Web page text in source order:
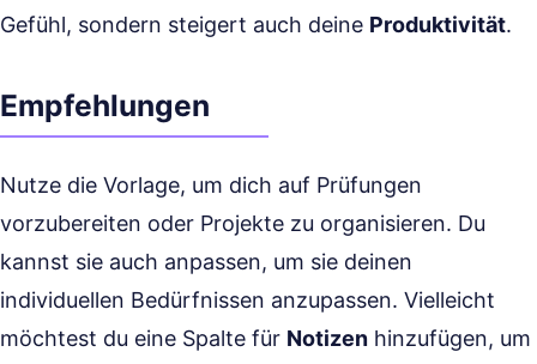
Gefühl, sondern steigert auch deine Produktivität.
Empfehlungen
Nutze die Vorlage, um dich auf Prüfungen
vorzubereiten oder Projekte zu organisieren. Du
kannst sie auch anpassen, um sie deinen
individuellen Bedürfnissen anzupassen. Vielleicht
möchtest du eine Spalte für Notizen hinzufügen, um